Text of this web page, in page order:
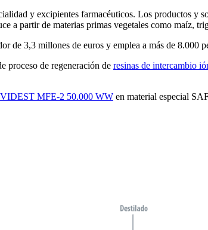
y excipientes farmacéuticos. Los productos y
a partir de materias primas vegetales como maíz,
de 3,3 millones de euros y emplea a más de 8.000
proceso de regeneración de resinas de intercambio
MFE-2 50.000 WW en material especial